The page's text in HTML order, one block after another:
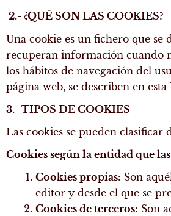
2.- ¿QUÉ SON LAS COOKIES?
Una cookie es un fichero que se
recuperan información cuando
los hábitos de navegación del
página web, se describen en
3.- TIPOS DE COOKIES
Las cookies se pueden clasificar
Cookies según la entidad que
Cookies propias: Son
editor y desde el que se
Cookies de terceros: Son